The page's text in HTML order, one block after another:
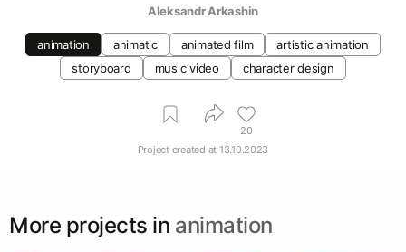
Aleksandr Arkashin
animation animatic animated film
artistic animation
storyboard
music video character design
20
Project created at 13.10.2023
More projects in animation